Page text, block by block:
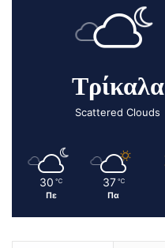
Τρίκαλα
Scattered Clouds
30 ℃
Πε
37 ℃
Πα